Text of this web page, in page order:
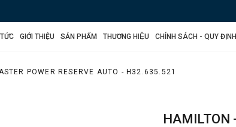
GIỚI THIỆU SẢN PHẨM THƯƠNG HIỆU CHÍNH SÁCH - QUY
POWER RESERVE AUTO - H32.635.521
HAMILTON